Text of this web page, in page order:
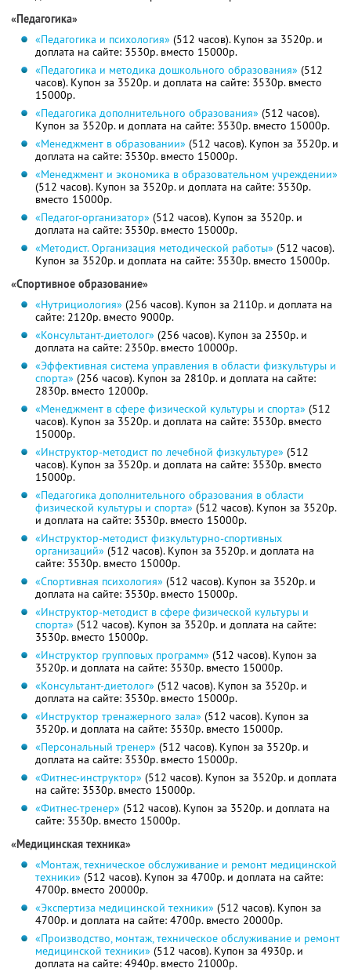
«Педагогика»
«Педагогика и психология» (512 часов). Купон за 3520р. и
доплата на сайте: 3530р. вместо 15000р.
«Педагогика и методика дошкольного образования» (512
часов). Купон за 3520р. и доплата на сайте: 3530р. вместо
15000р.
«Педагогика дополнительного образования» (512 часов).
Купон за 3520р. и доплата на сайте: 3530р. вместо 15000р.
«Менеджмент в образовании» (512 часов). Купон за 3520р. и
доплата на сайте: 3530р. вместо 15000р.
«Менеджмент и экономика в образовательном учреждении»
(512 часов). Купон за 3520р. и доплата на сайте: 3530р.
вместо 15000р.
«Педагог-организатор» (512 часов). Купон за 3520р. и
доплата на сайте: 3530р. вместо 15000р.
«Методист. Организация методической работы» (512 часов).
Купон за 3520р. и доплата на сайте: 3530р. вместо 15000р.
«Спортивное образование»
«Нутрициология» (256 часов). Купон за 2110р. и доплата на
сайте: 2120р. вместо 9000р.
«Консультант-диетолог» (256 часов). Купон за 2350р. и
доплата на сайте: 2350р. вместо 10000р.
«Эффективная система управления в области физкультуры и
спорта» (256 часов). Купон за 2810р. и доплата на сайте:
2830р. вместо 12000р.
«Менеджмент в сфере физической культуры и спорта» (512
часов). Купон за 3520р. и доплата на сайте: 3530р. вместо
15000р.
«Инструктор-методист по лечебной физкультуре» (512
часов). Купон за 3520р. и доплата на сайте: 3530р. вместо
15000р.
«Педагогика дополнительного образования в области
физической культуры и спорта» (512 часов). Купон за 3520р.
и доплата на сайте: 3530р. вместо 15000р.
«Инструктор-методист физкультурно-спортивных
организаций» (512 часов). Купон за 3520р. и доплата на
сайте: 3530р. вместо 15000р.
«Спортивная психология» (512 часов). Купон за 3520р. и
доплата на сайте: 3530р. вместо 15000р.
«Инструктор-методист в сфере физической культуры и
спорта» (512 часов). Купон за 3520р. и доплата на сайте:
3530р. вместо 15000р.
«Инструктор групповых программ» (512 часов). Купон за
3520р. и доплата на сайте: 3530р. вместо 15000р.
«Консультант-диетолог» (512 часов). Купон за 3520р. и
доплата на сайте: 3530р. вместо 15000р.
«Инструктор тренажерного зала» (512 часов). Купон за
3520р. и доплата на сайте: 3530р. вместо 15000р.
«Персональный тренер» (512 часов). Купон за 3520р. и
доплата на сайте: 3530р. вместо 15000р.
«Фитнес-инструктор» (512 часов). Купон за 3520р. и доплата
на сайте: 3530р. вместо 15000р.
«Фитнес-тренер» (512 часов). Купон за 3520р. и доплата на
сайте: 3530р. вместо 15000р.
«Медицинская техника»
«Монтаж, техническое обслуживание и ремонт медицинской
техники» (512 часов). Купон за 4700р. и доплата на сайте:
4700р. вместо 20000р.
«Экспертиза медицинской техники» (512 часов). Купон за
4700р. и доплата на сайте: 4700р. вместо 20000р.
«Производство, монтаж, техническое обслуживание и ремонт
медицинской техники» (512 часов). Купон за 4930р. и
доплата на сайте: 4940р. вместо 21000р.